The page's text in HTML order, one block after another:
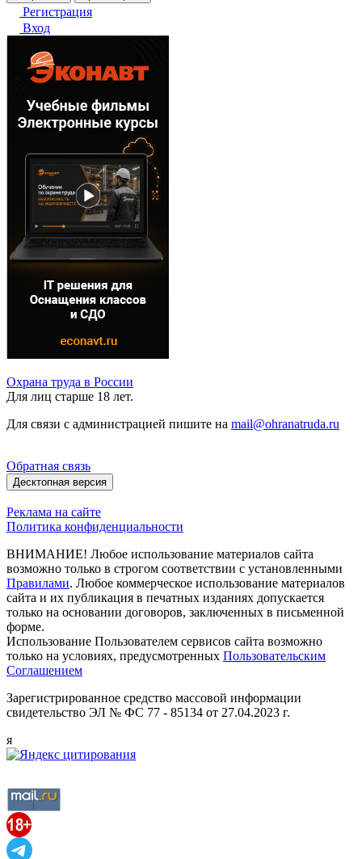
Регистрация
Вход
Охрана труда в России
Для лиц старше 18 лет.
Для связи с администрацией пишите на mail@ohranatruda.ru
Обратная связь
Десктопная версия
Реклама на сайте
Политика конфиденциальности
ВНИМАНИЕ! Любое использование материалов сайта
возможно только в строгом соответствии с установленными
Правилами. Любое коммерческое использование материалов
сайта и их публикация в печатных изданиях допускается
только на основании договоров, заключенных в письменной
форме.
Использование Пользователем сервисов сайта возможно
только на условиях, предусмотренных Пользовательским
Соглашением
Зарегистрированное средство массовой информации
свидетельство ЭЛ № ФС 77 - 85134 от 27.04.2023 г.
я